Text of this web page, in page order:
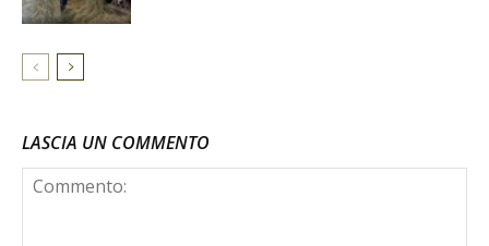
LASCIA UN COMMENTO